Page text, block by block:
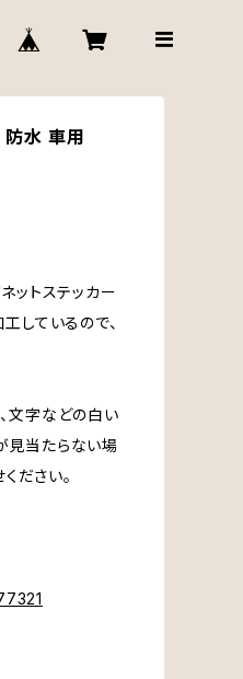
防水 車用
ットステッカー
しているので、
文字などの白い
見当たらない場
ださい。